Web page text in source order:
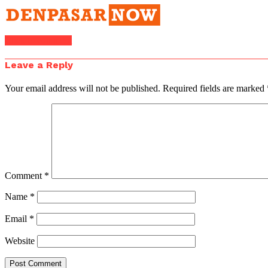
Leave a Reply
Your email address will not be published. Required fields are marked
Comment *
Name *
Email *
Website